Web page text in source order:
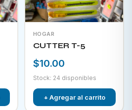
HOGAR
CUTTER T-5
$10.00
Stock: 24 disponibles
+ Agregar al carrito